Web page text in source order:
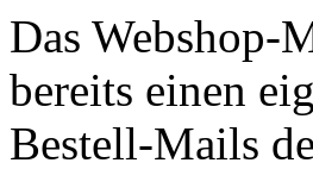
Das Webshop-
bereits einen
Bestell-Mails